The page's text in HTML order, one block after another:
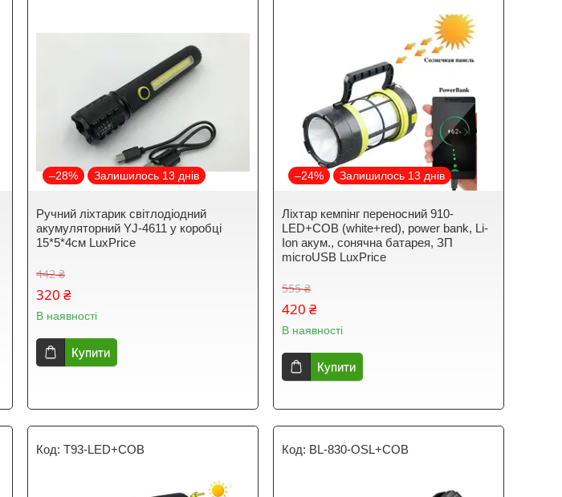
–28% Залишилось 13 днів
Ручний ліхтарик світлодіодний
акумуляторний YJ-4611 у коробці
15*5*4см LuxPrice
442 ₴
320 ₴
В наявності
Купити
–24% Залишилось 13 днів
Ліхтар кемпінг переносний 910-
LED+COB (white+red), power bank, Li-
Ion акум., сонячна батарея, ЗП
microUSB LuxPrice
555 ₴
420 ₴
В наявності
Купити
T93-LED+COB BL-830-OSL+COB